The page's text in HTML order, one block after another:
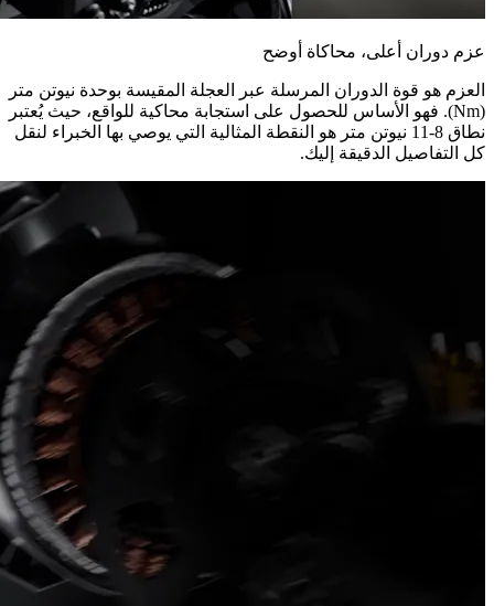
عزم دوران أعلى، محاكاة أوضح
العزم هو قوة الدوران المرسلة عبر العجلة المقيسة بوحدة نيوتن متر
(Nm). فهو الأساس للحصول على استجابة محاكية للواقع، حيث يُعتبر
نطاق 8-11 نيوتن متر هو النقطة المثالية التي يوصي بها الخبراء لنقل
كل التفاصيل الدقيقة إليك.